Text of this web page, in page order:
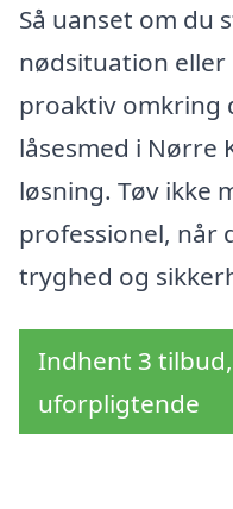
Så uanset om du
nødsituation
proaktiv omkring
låsesmed i Nørre
løsning. Tøv ikke
professionel, når
tryghed og
Indhent 3
uforpligtende